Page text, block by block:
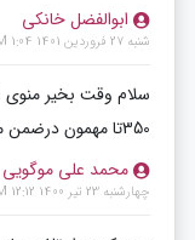
ابوالفضل خانکی
شنبه 27 فروردین 1401 1:04 AM
سلام وقت بخیر
350تا مهمون درضمن موزیک هم داره منظورم دیجی
محمد علی موگویی
چهارشنبه 23 تیر 1400 12:12 AM